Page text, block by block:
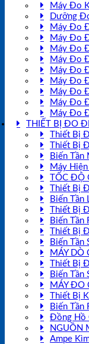
Máy Đo
Dưỡng
Máy Đo
Máy Đo
Máy Đo
Máy Đo
Máy Đo
Máy Đo
Máy Đo
Máy Đo
Máy Đo
THIẾT BỊ ĐO
Thiết Bị
Thiết Bị
Biến Tần
Máy
TỐC ĐỘ
Thiết Bị
Biến Tần
Thiết Bị
Biến Tần
Thiết Bị
Biến Tần
MÁY DÒ
Thiết Bị
Biến Tần
MÁY ĐO
Thiết Bị
Biến Tần
Đồng Hồ
NGUỒN
Ampe